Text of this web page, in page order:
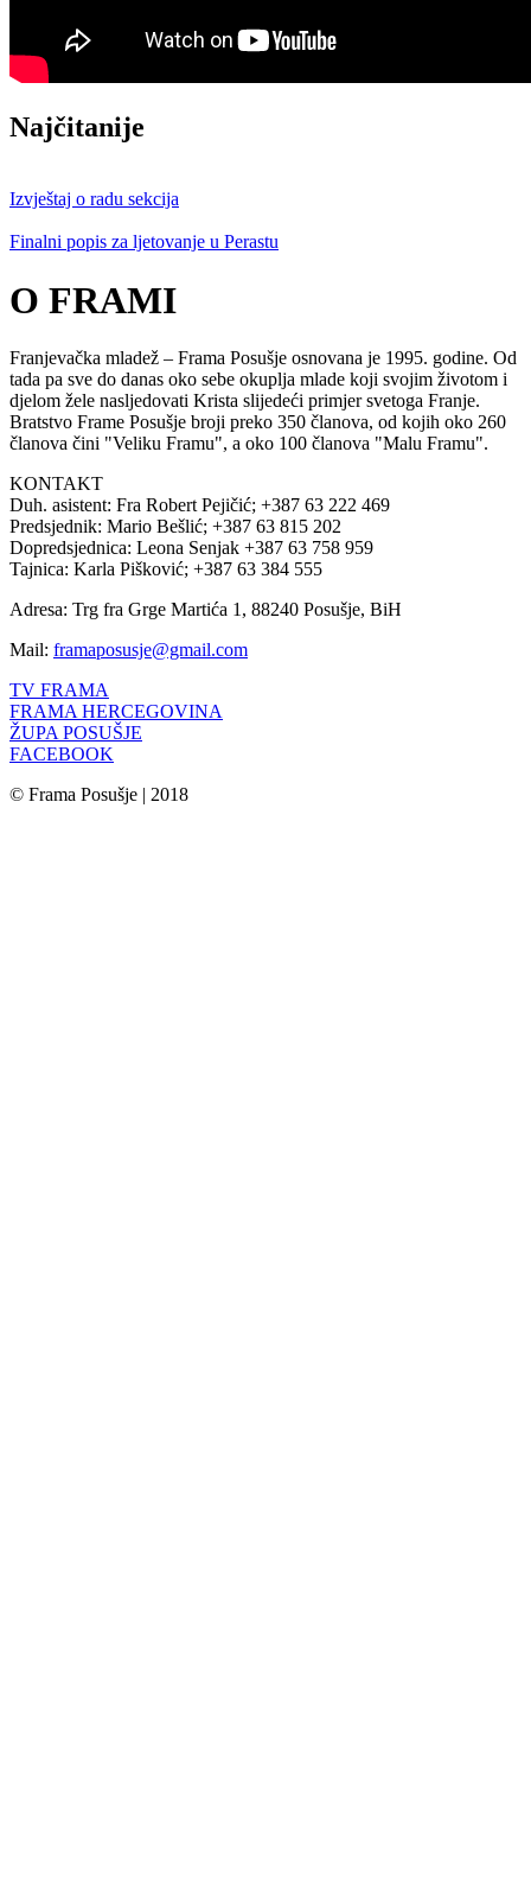
Najčitanije
Izvještaj o radu sekcija
Finalni popis za ljetovanje u Perastu
O FRAMI
Franjevačka mladež – Frama Posušje osnovana je 1995. godine. Od
tada pa sve do danas oko sebe okuplja mlade koji svojim životom i
djelom žele nasljedovati Krista slijedeći primjer svetoga Franje.
Bratstvo Frame Posušje broji preko 350 članova, od kojih oko 260
članova čini "Veliku Framu", a oko 100 članova "Malu Framu".
KONTAKT
Duh. asistent: Fra Robert Pejičić; +387 63 222 469
Predsjednik: Mario Bešlić; +387 63 815 202
Dopredsjednica: Leona Senjak +387 63 758 959
Tajnica: Karla Pišković; +387 63 384 555
Adresa: Trg fra Grge Martića 1, 88240 Posušje, BiH
Mail: framaposusje@gmail.com
TV FRAMA
FRAMA HERCEGOVINA
ŽUPA POSUŠJE
FACEBOOK
© Frama Posušje | 2018